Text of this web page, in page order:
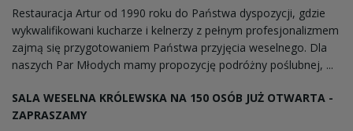
Restauracja Artur od 1990 roku do Państwa dyspozycji, gdzie
wykwalifikowani kucharze i kelnerzy z pełnym profesjonalizmem
zajmą się przygotowaniem Państwa przyjęcia weselnego. Dla
naszych Par Młodych mamy propozycję podróżny poślubnej, ...
SALA WESELNA KRÓLEWSKA NA 150 OSÓB JUŻ OTWARTA -
ZAPRASZAMY